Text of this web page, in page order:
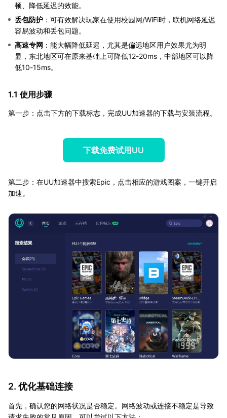
顿、降低延迟的效能。
丢包防护 ：可有效解决玩家在使用校园网/WiFi时，联机网络延迟
容易波动和丢包问题。
高速专网 ：能大幅降低延迟，尤其是偏远地区用户效果尤为明
显，东北地区可在原来基础上可降低12-20ms，中部地区可以降
低10-15ms。
1.1 使用步骤
第一步：点击下方的下载标志，完成UU加速器的下载与安装流程。
下载免费试用UU
第二步：在UU加速器中搜索Epic，点击相应的游戏图案，一键开启
加速。
2. 优化基础连接
首先，确认您的网络状况是否稳定。网络波动或连接不稳定是导致